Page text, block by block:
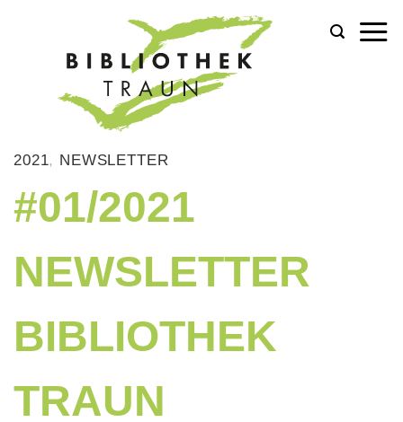
2021, NEWSLETTER
#01/2021
NEWSLETTER
BIBLIOTHEK
TRAUN